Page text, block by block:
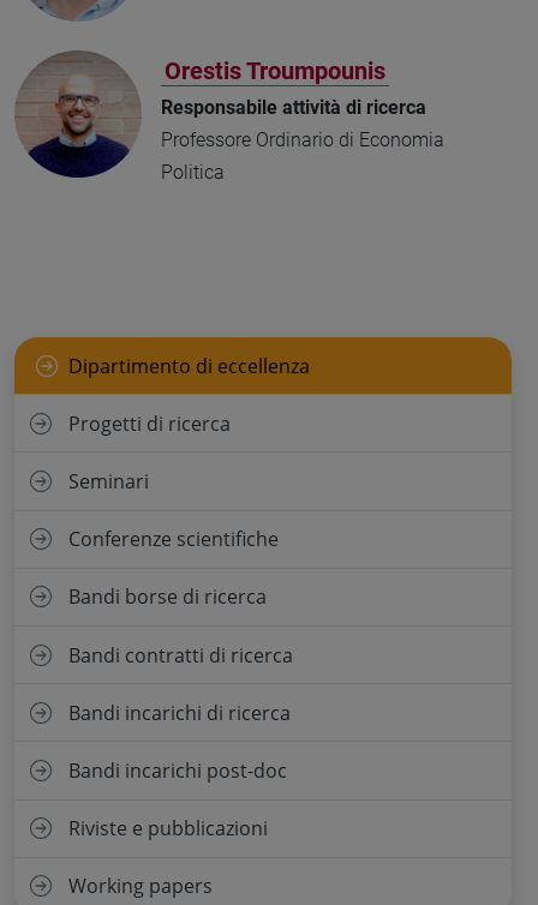
Orestis Troumpounis
Responsabile attività di ricerca
Professore Ordinario di Economia
Politica
Dipartimento di eccellenza
Progetti di ricerca
Seminari
Conferenze scientifiche
Bandi borse di ricerca
Bandi contratti di ricerca
Bandi incarichi di ricerca
Bandi incarichi post-doc
Riviste e pubblicazioni
Working papers